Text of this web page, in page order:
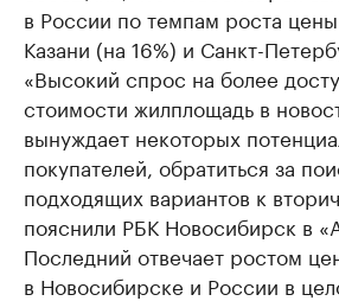
в России по темпам роста
Казани (на 16%) и Санкт-
«Высокий спрос на более
стоимости жилплощадь в
вынуждает некоторых
покупателей, обратиться за
подходящих вариантов к
пояснили РБК Новосибирск в
Последний отвечает ростом
в Новосибирске и России в